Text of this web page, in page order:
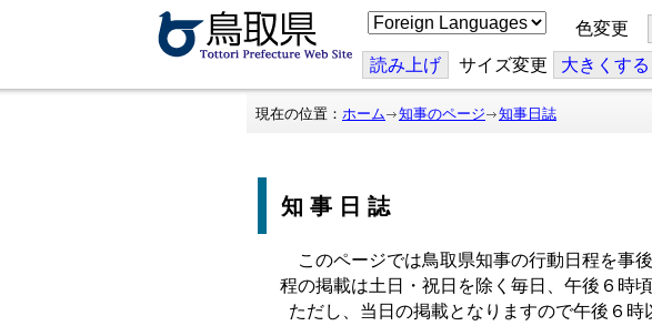
こ
の
ジ
を
翻
色変更
読み上げ サイズ変更 大きくする
現在の位置： ホーム 知事のページ 知事日誌
知事日誌
このページでは鳥取県知事の行動日程を事
程の掲載は土日・祝日を除く毎日、午後６時
ただし、当日の掲載となりますので午後６